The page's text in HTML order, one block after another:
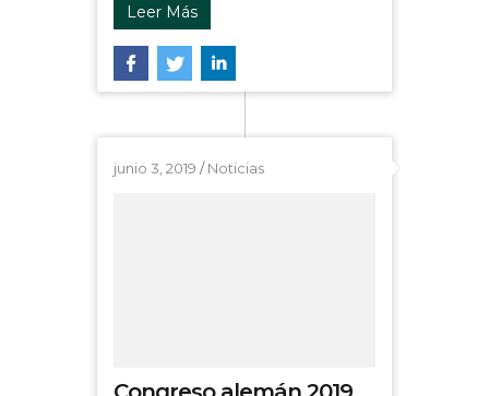
Leer Más
junio 3, 2019 /Noticias